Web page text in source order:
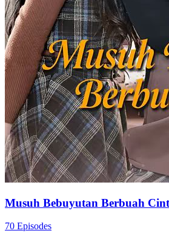
Cinta Setelah PernikahanRomansa Urban